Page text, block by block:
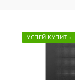
УСПЕЙ КУПИТЬ